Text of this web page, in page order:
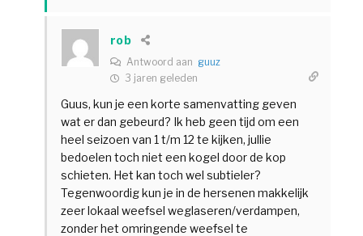
rob
Antwoord aan guuz
3 jaren geleden
Guus, kun je een korte samenvatting geven
wat er dan gebeurd? Ik heb geen tijd om een
heel seizoen van 1 t/m 12 te kijken, jullie
bedoelen toch niet een kogel door de kop
schieten. Het kan toch wel subtieler?
Tegenwoordig kun je in de hersenen makkelijk
zeer lokaal weefsel weglaseren/verdampen,
zonder het omringende weefsel te